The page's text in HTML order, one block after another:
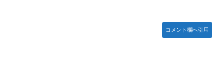
コメント欄へ引用